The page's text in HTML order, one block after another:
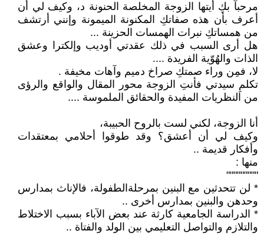
مرحبآٓ بكِ أيتها الزوجة المخلصة الحنونة د، وكيف لي أن
أعرف بأن هذه صفاتكِ المكنونة الميمونة وإنني أرتشف
من همساتكِ نبرات الهمسات الحزينة ...
هل أرى السبب في ذلك عقدتي أوديب وإلكترا وعشق
الذات والهُوّية الفريدة ....
لا، فمِن وراء صمتكِ صراخ دميم وآهات مخيفة .
تكلمِ سيدتي فأنتِ الزوجة محور المقال والواقع والرؤى
من النظريات المفيدة والحقائق الملموسة ....
أنا الزوجة، لكني لست بالروح الحبيبة،
وكيف لي أن أعشق؟ وقد طوقوا أحلامي بمعتقدات
وأفكار قديمة ..
منها :
"""""""""
* لن تتحدثين مع البنين بمرحلةالطفولة، فالإناث بمدارس
وحدهن والبنين بمدارس أخرى ..
* الدراسة الجامعية كارثة عند بعض الآباء بسبب الاختلاط
والتلازم والتواصل التعليمي بين الولد والفتاة ..